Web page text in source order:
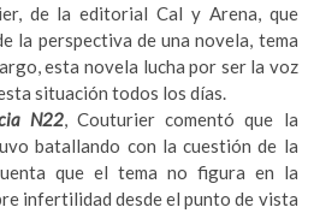
de la editorial Cal y Arena, que
la perspectiva de una novela, tema
esta novela lucha por ser la voz
situación todos los días.
N22, Couturier comentó que la
batallando con la cuestión de la
que el tema no figura en la
infertilidad desde el punto de vista